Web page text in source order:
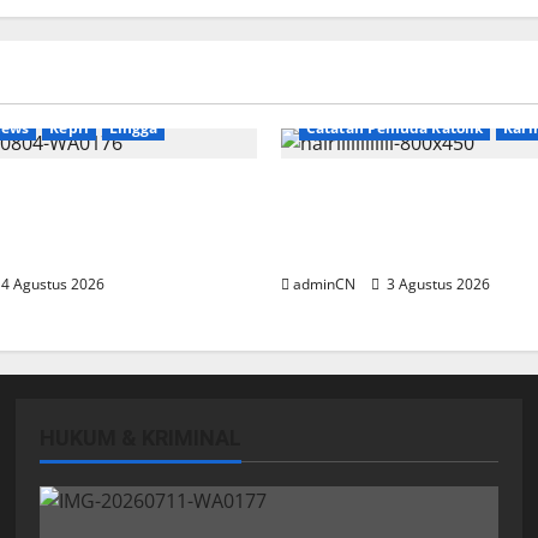
Kepri Lingga
4 Agustus 2026
Catatan Pemuda Katolik
adminCN 3 Agustus 2026